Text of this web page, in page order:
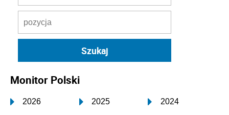
Monitor Polski
2026 2025 2024